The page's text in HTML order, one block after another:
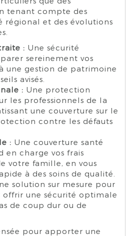
tenant compte des
régional et des évolutions
: Une sécurité
sereinement vos
une gestion de patrimoine
avisés.
: Une protection
les professionnels de la
une couverture sur le
contre les défauts
: Une couverture santé
en charge vos frais
votre famille, en vous
à des soins de qualité.
solution sur mesure pour
une sécurité optimale
de coup dur ou de
pour apporter une